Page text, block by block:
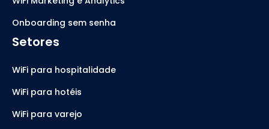
Onboarding sem senha
Setores
WiFi para hospitalidade
WiFi para hotéis
WiFi para varejo